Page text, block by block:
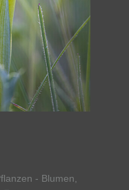
- Blumen,